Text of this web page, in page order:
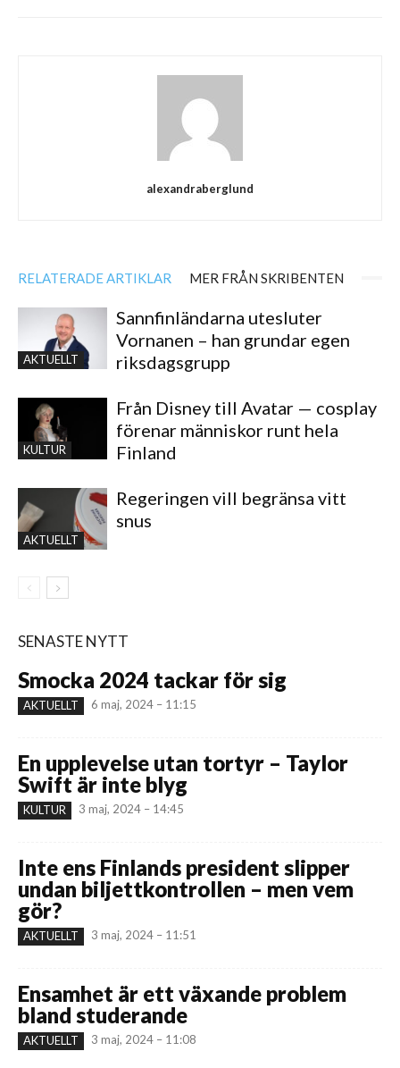
alexandraberglund
RELATERADE ARTIKLAR MER FRÅN SKRIBENTEN
AKTUELLT
Sannfinländarna utesluter
Vornanen – han grundar egen
riksdagsgrupp
KULTUR
Från Disney till Avatar — cosplay
förenar människor runt hela
Finland
AKTUELLT
Regeringen vill begränsa vitt
snus
SENASTE NYTT
Smocka 2024 tackar för sig
AKTUELLT 6 maj, 2024 – 11:15
En upplevelse utan tortyr – Taylor
Swift är inte blyg
KULTUR 3 maj, 2024 – 14:45
Inte ens Finlands president slipper
undan biljettkontrollen – men vem
gör?
AKTUELLT 3 maj, 2024 – 11:51
Ensamhet är ett växande problem
bland studerande
AKTUELLT 3 maj, 2024 – 11:08